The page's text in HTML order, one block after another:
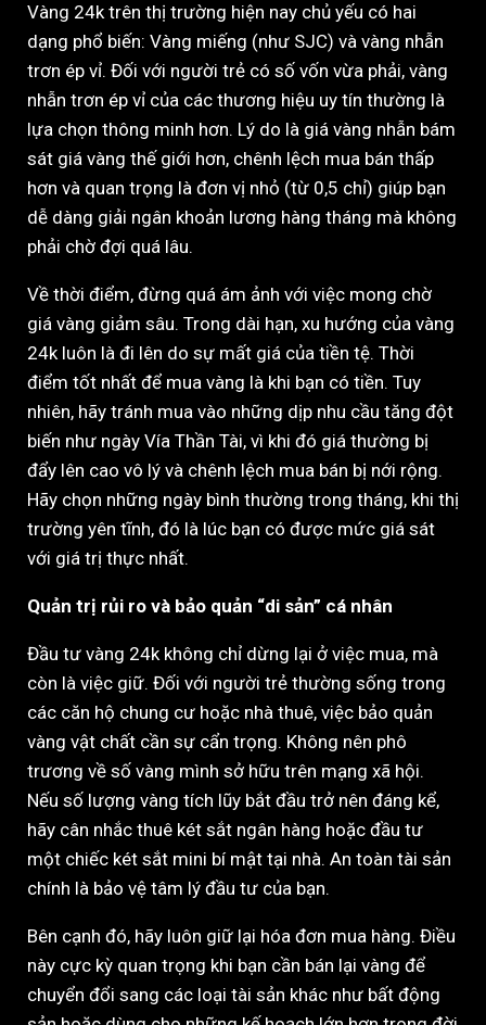
Vàng 24k trên thị trường hiện nay chủ yếu có hai
dạng phổ biến: Vàng miếng (như SJC) và vàng nhẫn
trơn ép vỉ. Đối với người trẻ có số vốn vừa phải, vàng
nhẫn trơn ép vỉ của các thương hiệu uy tín thường là
lựa chọn thông minh hơn. Lý do là giá vàng nhẫn bám
sát giá vàng thế giới hơn, chênh lệch mua bán thấp
hơn và quan trọng là đơn vị nhỏ (từ 0,5 chỉ) giúp bạn
dễ dàng giải ngân khoản lương hàng tháng mà không
phải chờ đợi quá lâu.
Về thời điểm, đừng quá ám ảnh với việc mong chờ
giá vàng giảm sâu. Trong dài hạn, xu hướng của vàng
24k luôn là đi lên do sự mất giá của tiền tệ. Thời
điểm tốt nhất để mua vàng là khi bạn có tiền. Tuy
nhiên, hãy tránh mua vào những dịp nhu cầu tăng đột
biến như ngày Vía Thần Tài, vì khi đó giá thường bị
đẩy lên cao vô lý và chênh lệch mua bán bị nới rộng.
Hãy chọn những ngày bình thường trong tháng, khi thị
trường yên tĩnh, đó là lúc bạn có được mức giá sát
với giá trị thực nhất.
Quản trị rủi ro và bảo quản “di sản” cá nhân
Đầu tư vàng 24k không chỉ dừng lại ở việc mua, mà
còn là việc giữ. Đối với người trẻ thường sống trong
các căn hộ chung cư hoặc nhà thuê, việc bảo quản
vàng vật chất cần sự cẩn trọng. Không nên phô
trương về số vàng mình sở hữu trên mạng xã hội.
Nếu số lượng vàng tích lũy bắt đầu trở nên đáng kể,
hãy cân nhắc thuê két sắt ngân hàng hoặc đầu tư
một chiếc két sắt mini bí mật tại nhà. An toàn tài sản
chính là bảo vệ tâm lý đầu tư của bạn.
Bên cạnh đó, hãy luôn giữ lại hóa đơn mua hàng. Điều
này cực kỳ quan trọng khi bạn cần bán lại vàng để
chuyển đổi sang các loại tài sản khác như bất động